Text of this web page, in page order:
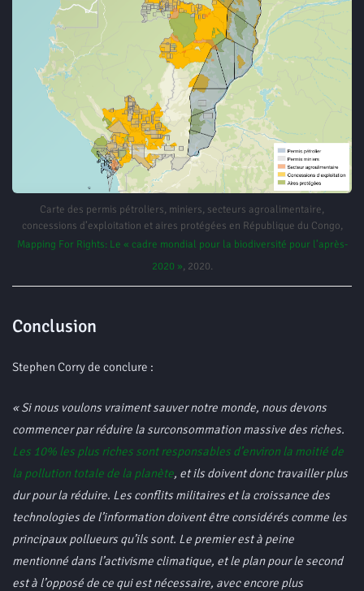
Carte des permis pétroliers, miniers, secteurs agroalimentaire,
concessions d’exploitation et aires protégées en République du Congo,
Mapping For Rights: Le « cadre mondial pour la biodiversité pour l’après-
2020 », 2020.
Conclusion
Stephen Corry de conclure :
« Si nous voulons vraiment sauver notre monde, nous devons
commencer par réduire la surconsommation massive des riches.
Les 10% les plus riches sont responsables d’environ la moitié de
la pollution totale de la planète, et ils doivent donc travailler plus
dur pour la réduire. Les conflits militaires et la croissance des
technologies de l’information doivent être considérés comme les
principaux pollueurs qu’ils sont. Le premier est à peine
mentionné dans l’activisme climatique, et le plan pour le second
est à l’opposé de ce qui est nécessaire, avec encore plus